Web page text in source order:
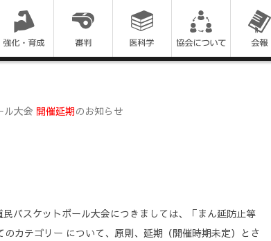
大会 開催延期のお知らせ
バスケットボール大会につきましては、「まん延防止等
カテゴリー について、原則、延期（開催時期未定）とさ